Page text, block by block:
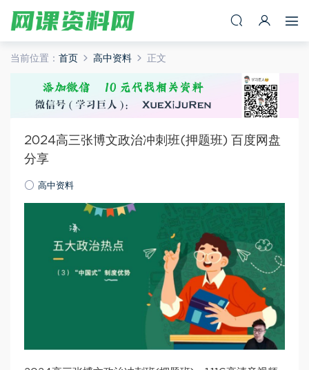
当前位置： 首页 高中资料 正文
2024高三张博文政治冲刺班(押题班) 百度网盘
分享
高中资料